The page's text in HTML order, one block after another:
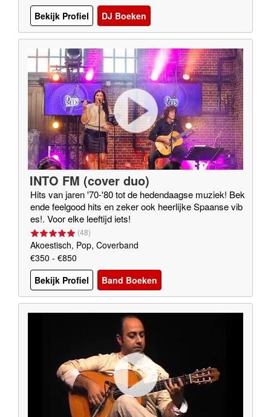
Bekijk Profiel
DJ Boeken
INTO FM (cover duo)
Hits van jaren '70-'80 tot de hedendaagse muziek! Bek
ende feelgood hits en zeker ook heerlijke Spaanse vib
es!. Voor elke leeftijd iets!
(48)
Akoestisch, Pop, Coverband
€350 - €850
Bekijk Profiel
Band Boeken